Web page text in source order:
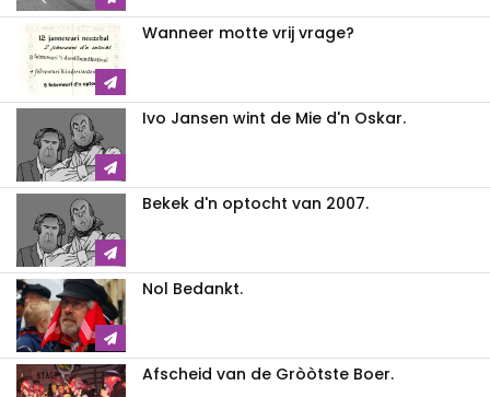
Wanneer motte vrij vrage?
Ivo Jansen wint de Mie d'n Oskar.
Bekek d'n optocht van 2007.
Nol Bedankt.
Afscheid van de Gròòtste Boer.